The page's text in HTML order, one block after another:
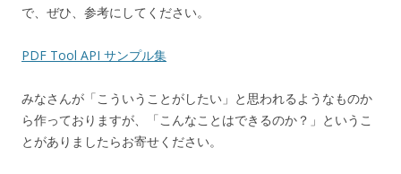
で、ぜひ、参考にしてください。
PDF Tool API サンプル集
みなさんが「こういうことがしたい」と思われるようなものか
ら作っておりますが、「こんなことはできるのか？」というこ
とがありましたらお寄せください。